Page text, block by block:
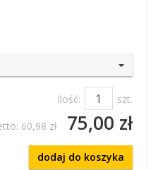
Ilość:
szt.
60,98 zł 75,00 zł
dodaj do koszyka